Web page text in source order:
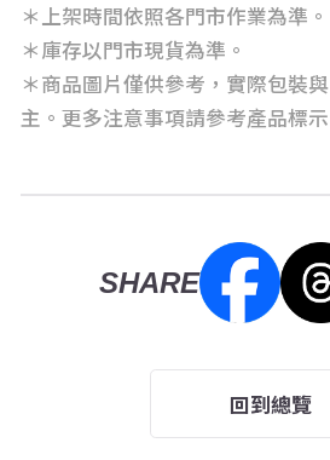
＊上架時間依照各門市作業為準。
＊庫存以門市現貨為準。
＊商品圖片僅供參考，實際包裝
主。更多注意事項請參考產品標示
SHARE
回到總覽